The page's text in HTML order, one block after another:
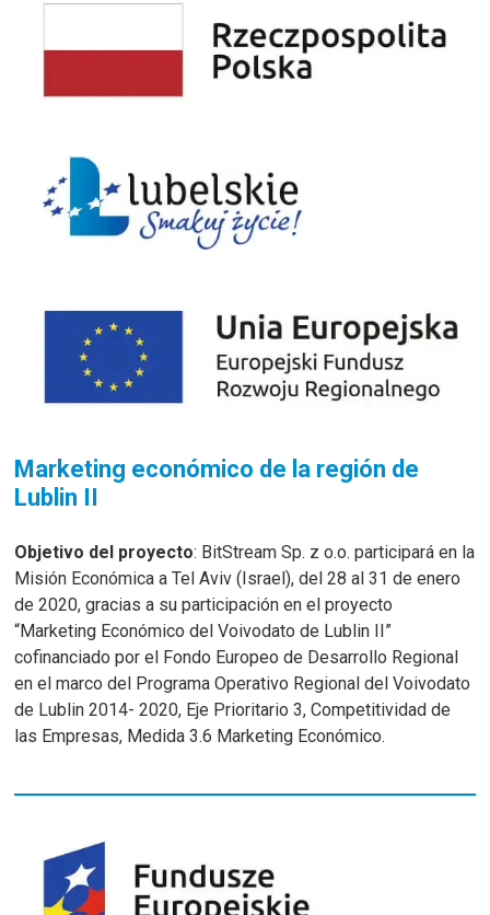
Marketing económico de la región de
Lublin II
Objetivo del proyecto: BitStream Sp. z o.o. participará en la
Misión Económica a Tel Aviv (Israel), del 28 al 31 de enero
de 2020, gracias a su participación en el proyecto
“Marketing Económico del Voivodato de Lublin II”
cofinanciado por el Fondo Europeo de Desarrollo Regional
en el marco del Programa Operativo Regional del Voivodato
de Lublin 2014- 2020, Eje Prioritario 3, Competitividad de
las Empresas, Medida 3.6 Marketing Económico.